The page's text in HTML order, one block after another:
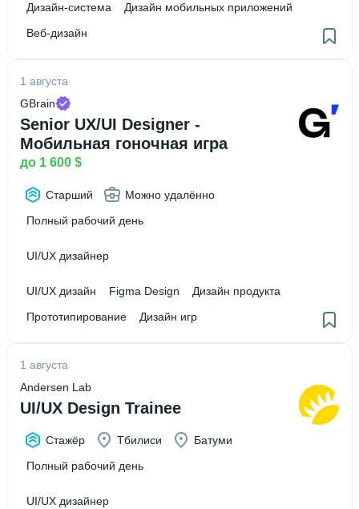
Дизайн-система
Дизайн мобильных приложений
Веб-дизайн
1 августа
GBrain
Senior UX/UI Designer -
Мобильная гоночная игра
до 1 600 $
Старший
Можно удалённо
Полный рабочий день
UI/UX дизайнер
UI/UX дизайн Figma Design
Дизайн продукта
Прототипирование
Дизайн игр
1 августа
Andersen Lab
UI/UX Design Trainee
Стажёр Тбилиси
Батуми
Полный рабочий день
UI/UX дизайнер